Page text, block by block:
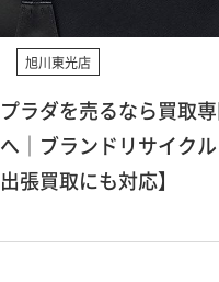
旭川東光店
プラダを売るなら買取
｜ブランドリサイク
張買取にも対応】